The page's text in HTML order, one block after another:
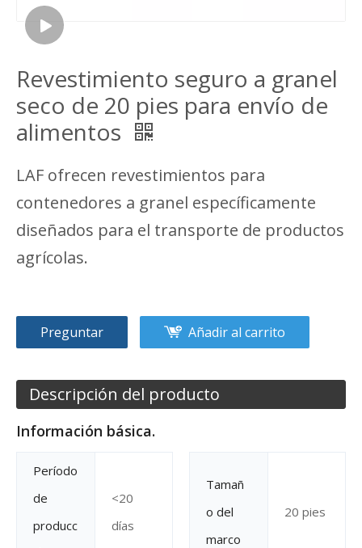
Revestimiento seguro a granel
seco de 20 pies para envío de
alimentos
LAF ofrecen revestimientos para
contenedores a granel específicamente
diseñados para el transporte de productos
agrícolas.
Preguntar Añadir al carrito
Descripción del producto
Información básica.
Período
de
producc
<20
días
Tamañ
o del
marco
20 pies